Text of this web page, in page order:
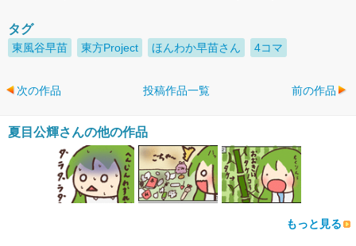
タグ
東風谷早苗 東方Project ほんわか早苗さん 4コマ
次の作品 投稿作品一覧 前の作品
夏目公輝さんの他の作品
もっと見る